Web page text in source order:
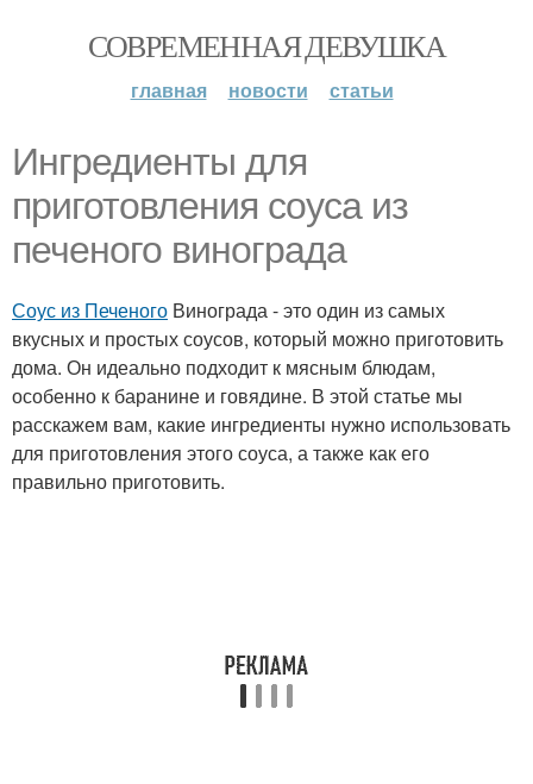
СОВРЕМЕННАЯ ДЕВУШКА
главная новости статьи
Ингредиенты для
приготовления соуса из
печеного винограда
Соус из Печеного Винограда - это один из самых
вкусных и простых соусов, который можно приготовить
дома. Он идеально подходит к мясным блюдам,
особенно к баранине и говядине. В этой статье мы
расскажем вам, какие ингредиенты нужно использовать
для приготовления этого соуса, а также как его
правильно приготовить.